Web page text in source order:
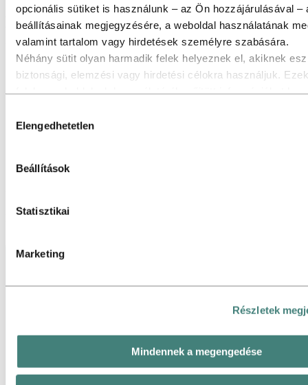
opcionális sütiket is használunk – az Ön hozzájárulásával –
beállításainak megjegyzésére, a weboldal használatának
valamint tartalom vagy hirdetések személyre szabására.
Néhány sütit olyan harmadik felek helyeznek el, akiknek
biztonsági, elemzési vagy hirdetési célokra használjuk.
szolgáltatásaik használata során gyűjtöttek. A harmadik fél,
érintettek.
kiválasztása
Elengedhetetlen
Beállítások
Statisztikai
Marketing
Részletek
Mindennek a megengedése
Mekkora az alumínium CO2-kibocsátása
a fém létrehozásához felhasznált
energiaforrás alapján?
Frissítve: 2024. október 10.